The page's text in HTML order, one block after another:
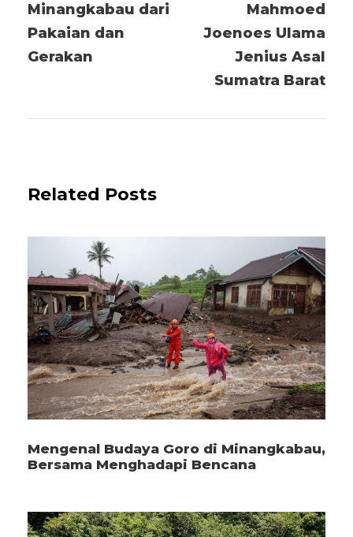
Minangkabau dari
Pakaian dan
Gerakan
Mahmoed
Joenoes Ulama
Jenius Asal
Sumatra Barat
Related Posts
Mengenal Budaya Goro di Minangkabau,
Bersama Menghadapi Bencana